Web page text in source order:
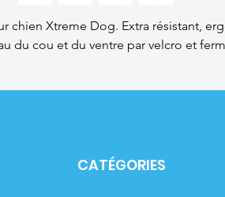
chien Xtreme Dog. Extra résistant,
du cou et du ventre par velcro et
CATÉGORIES